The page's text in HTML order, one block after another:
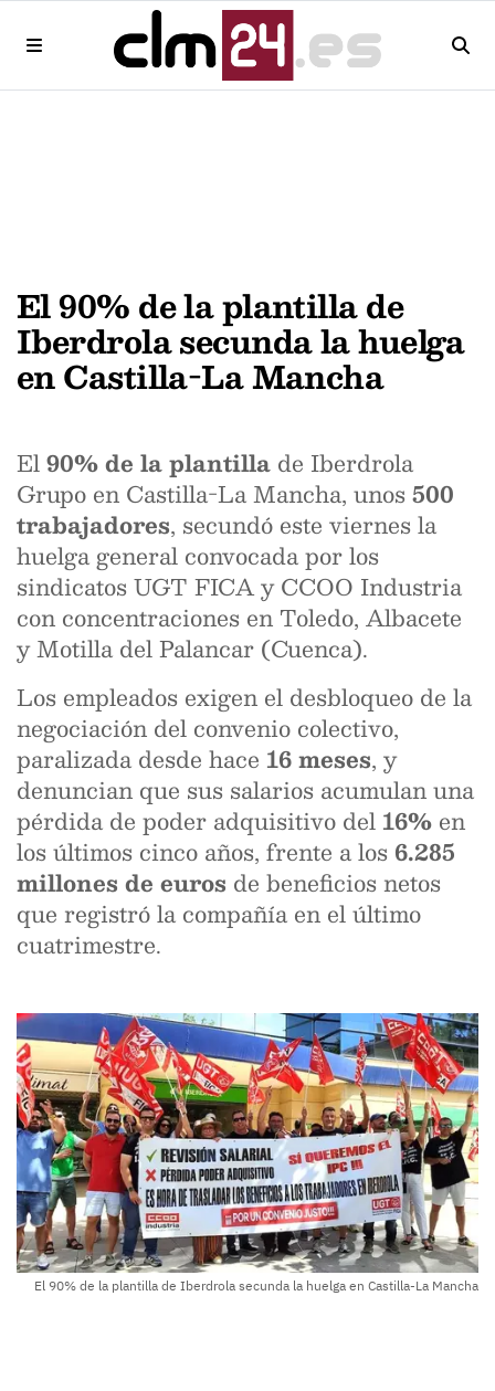
El 90% de la plantilla de
Iberdrola secunda la huelga
en Castilla-La Mancha
El90% de la plantilla de Iberdrola
Grupo en Castilla-La Mancha, unos 500
trabajadores, secundó este viernes la
huelga general convocada por los
sindicatos UGT FICA y CCOO Industria
con concentraciones en Toledo, Albacete
y Motilla del Palancar (Cuenca).
Los empleados exigen el desbloqueo de la
negociación del convenio colectivo,
paralizada desde hace 16 meses, y
denuncian que sus salarios acumulan una
pérdida de poder adquisitivo del 16% en
los últimos cinco años, frente a los 6.285
millones de euros de beneficios netos
que registró la compañía en el último
cuatrimestre.
El 90% de la plantilla de Iberdrola secunda la huelga en Castilla-La Mancha